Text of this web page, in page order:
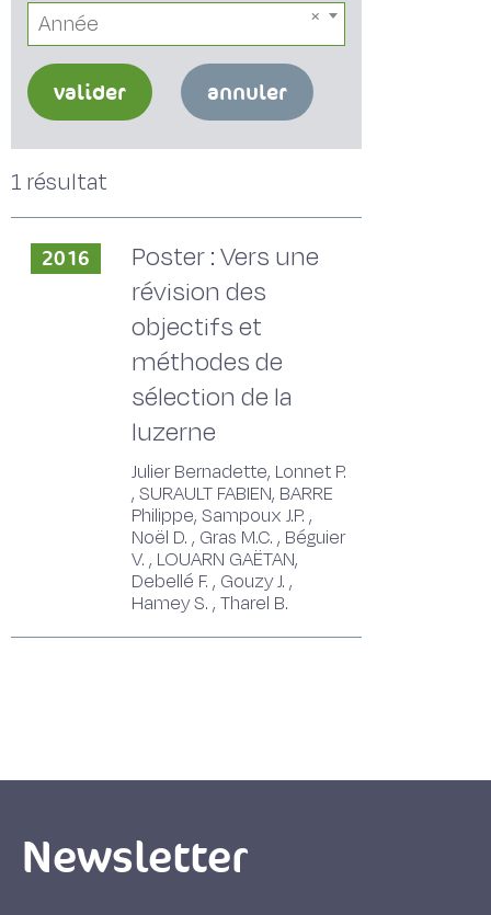
Année
valider annuler
1 résultat
2016
Poster : Vers une
révision des
objectifs et
méthodes de
sélection de la
luzerne
Julier Bernadette, Lonnet P.
, SURAULT FABIEN, BARRE
Philippe, Sampoux J.P. ,
Noël D. , Gras M.C. , Béguier
V. , LOUARN GAËTAN,
Debellé F. , Gouzy J. ,
Hamey S. , Tharel B.
Newsletter